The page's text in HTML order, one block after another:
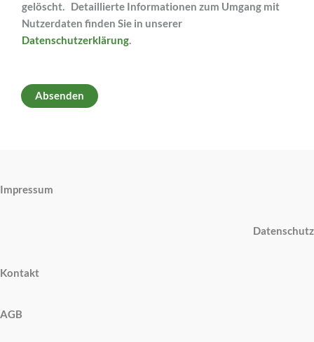
gelöscht. Detaillierte Informationen zum Umgang mit
Nutzerdaten finden Sie in unserer
Datenschutzerklärung.
Absenden
Impressum
Datenschutz
Kontakt
AGB